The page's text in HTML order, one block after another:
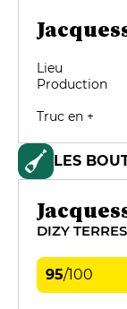
Lieu
Production
Truc en +
LES
DIZY
95/100